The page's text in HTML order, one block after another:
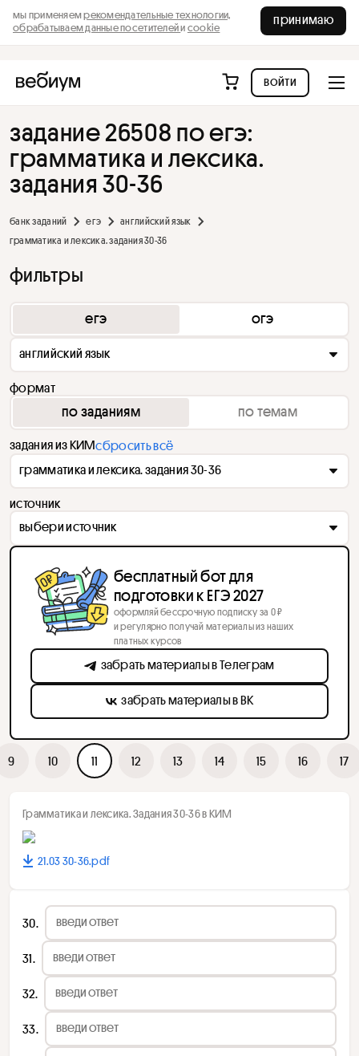
мы применяемрекомендательные технологии,
обрабатываем данные посетителейи cookie
принимаю
войти
задание 26508 по егэ:
грамматика и лексика.
задания 30-36
банк заданий егэ
английский язык
грамматика и лексика. задания 30-36
фильтры
егэ огэ
английский язык
формат
по заданиям по темам
задания из КИМсбросить всё
грамматика и лексика. задания 30-36
источник
выбери источник
9 10 11 12 13 14 15 16 17
Грамматика и лексика. Задания 30-36 в КИМ
21.03 30-36.pdf
30
31
32
33
бесплатный бот для
подготовки к ЕГЭ 2027
оформляй бессрочную подписку за 0 ₽
и регулярно получай материалы из наших
платных курсов
забрать материалы в Телеграм
забрать материалы в ВК